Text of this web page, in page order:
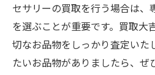
セサリーの買取を行う場合は、
を選ぶことが重要です。買取大
切なお品物をしっかり査定いた
たいお品物がありましたら、ぜ